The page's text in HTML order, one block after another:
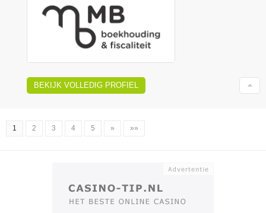
BEKIJK VOLLEDIG PROFIEL
1 2 3 4 5 » »»